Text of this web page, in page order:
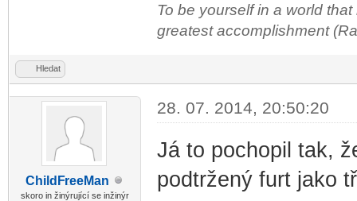
To be yourself in a world
greatest accomplishment
Hledat
ChildFreeMan
skoro in žinýrující se inžinýr
28. 07. 2014, 20:50:20
Já to pochopil tak,
podtržený furt jako